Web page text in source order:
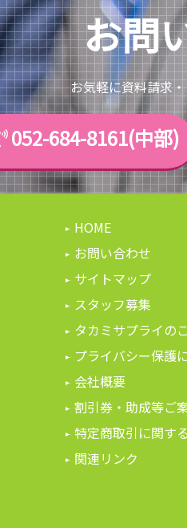
お問
お気軽に資料請求
052-684-8161(中部)
HOME
お問い合わせ
サイトマップ
スタッフ募集
タカミサプライの
プライバシー保護
会社概要
割引券・助成等ご
特定商取引に関す
関連リンク